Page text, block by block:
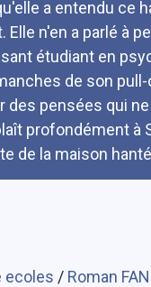
a entendu ce
n'en a parlé à
étudiant en
de son
pensées qui
profondément à
de la maison
ecoles / Roman